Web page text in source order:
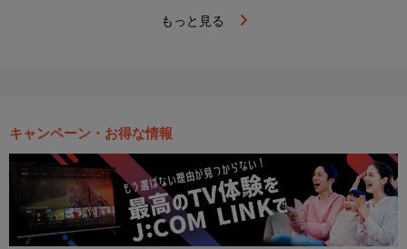
もっと見る
キャンペーン・お得な情報